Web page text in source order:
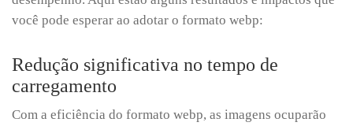
você pode esperar ao adotar o formato webp:
Redução significativa no tempo de
carregamento
Com a eficiência do formato webp, as imagens ocuparão